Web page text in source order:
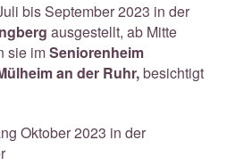
bis September 2023 in der
ausgestellt, ab Mitte
sie imSeniorenheim
an der Ruhr,besichtigt
Oktober 2023 in der